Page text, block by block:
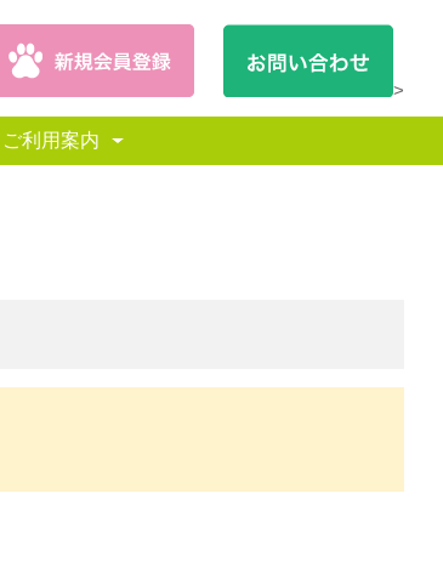
>
ご利用案内